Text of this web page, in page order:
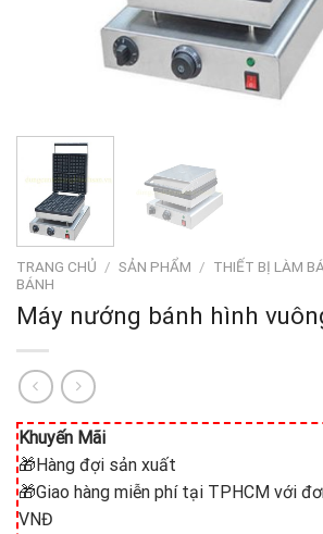
TRANG CHỦ / SẢN PHẨM / THIẾT BỊ LÀM
BÁNH
Máy nướng bánh hình
Khuyến Mãi
🎁Hàng đợi sản xuất
🎁Giao hàng miễn phí tại TPHCM với
VNĐ